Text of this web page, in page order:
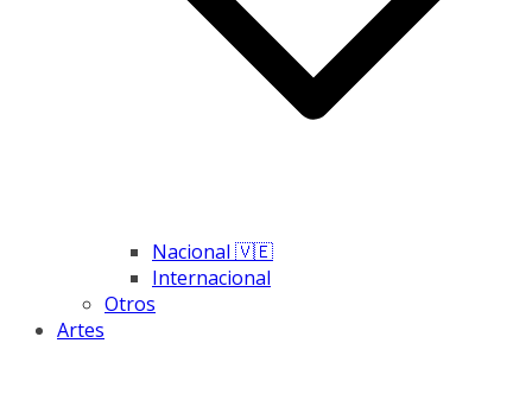
Nacional 🇻🇪
Internacional
Otros
Artes